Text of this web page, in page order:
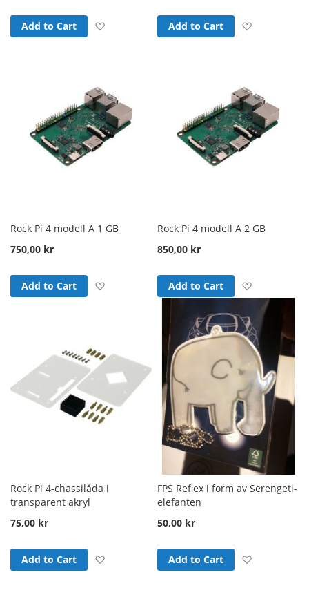
Add to Cart Add to Wish ListAdd to Cart
Rock Pi 4 modell A 1 GB
750,00 kr
Add to Cart Add to Wish List
Rock Pi 4 modell A 2 GB
850,00 kr
Add to Cart
Rock Pi 4-chassilåda i
transparent akryl
75,00 kr
Add to Cart Add to Wish List
FPS Reflex i form av Serengeti-
elefanten
50,00 kr
Add to Cart